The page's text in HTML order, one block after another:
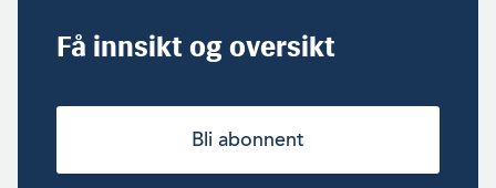
Få innsikt og oversikt
Bli abonnent